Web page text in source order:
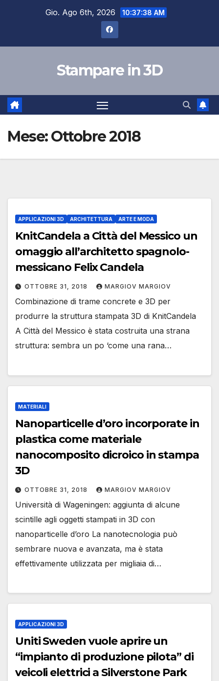
Gio. Ago 6th, 2026 10:37:39 AM
Stampare in 3D
Mese:Ottobre 2018
APPLICAZIONI 3D ARCHITETTURA ARTE E MODA
KnitCandela a Città del Messico un
omaggio all’architetto spagnolo-
messicano Felix Candela
OTTOBRE 31, 2018 MARGIOV MARGIOV
Combinazione di trame concrete e 3D per
produrre la struttura stampata 3D di KnitCandela
A Città del Messico è stata costruita una strana
struttura: sembra un po ‘come una rana…
MATERIALI
Nanoparticelle d’oro incorporate in
plastica come materiale
nanocomposito dicroico in stampa
3D
OTTOBRE 31, 2018 MARGIOV MARGIOV
Università di Wageningen: aggiunta di alcune
scintille agli oggetti stampati in 3D con
nanoparticelle d’oro La nanotecnologia può
sembrare nuova e avanzata, ma è stata
effettivamente utilizzata per migliaia di…
APPLICAZIONI 3D
Uniti Sweden vuole aprire un
“impianto di produzione pilota” di
veicoli elettrici a Silverstone Park